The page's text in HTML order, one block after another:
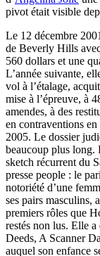
pivot était visible
Le 12 décembre
de Beverly Hills
560 dollars et une
L’année suivante,
vol à l’étalage,
mise à l’épreuve, à
amendes, à des
en contraventions en
2005. Le dossier
beaucoup plus long.
sketch récurrent du
presse people : le
notoriété d’une
ses pairs masculins,
premiers rôles que
restés non lus. Elle
Deeds, A Scanner
auquel son enfance